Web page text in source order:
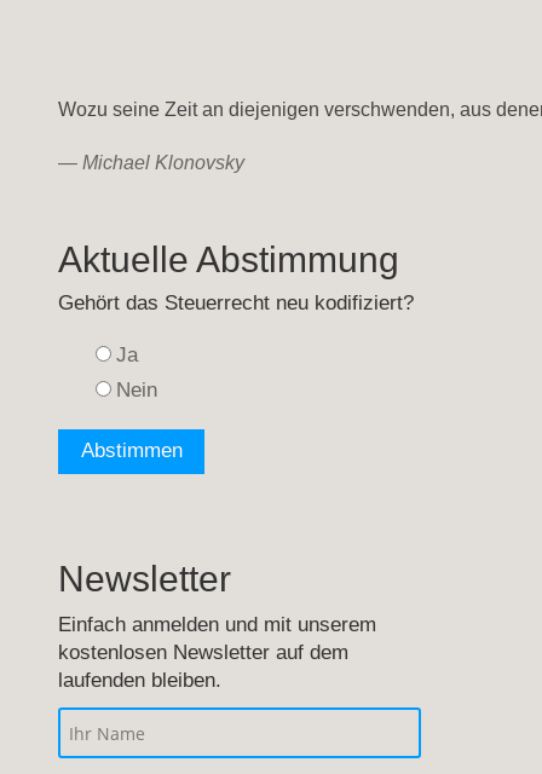
Wozu seine Zeit an diejenigen verschwenden, aus
— Michael Klonovsky
Aktuelle Abstimmung
Gehört das Steuerrecht neu kodifiziert?
Ja
Nein
Newsletter
Einfach anmelden und mit unserem
kostenlosen Newsletter auf dem
laufenden bleiben.